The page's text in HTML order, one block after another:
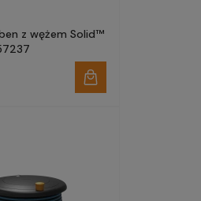
z wężem Solid™